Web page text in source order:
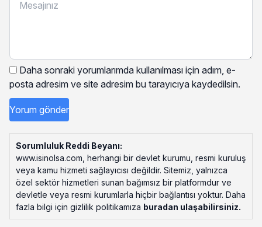
Daha sonraki yorumlarımda kullanılması için adım, e-
posta adresim ve site adresim bu tarayıcıya kaydedilsin.
Sorumluluk Reddi Beyanı:
www.isinolsa.com, herhangi bir devlet kurumu, resmi kuruluş
veya kamu hizmeti sağlayıcısı değildir. Sitemiz, yalnızca
özel sektör hizmetleri sunan bağımsız bir platformdur ve
devletle veya resmi kurumlarla hiçbir bağlantısı yoktur. Daha
fazla bilgi için gizlilik politikamıza buradan ulaşabilirsiniz.